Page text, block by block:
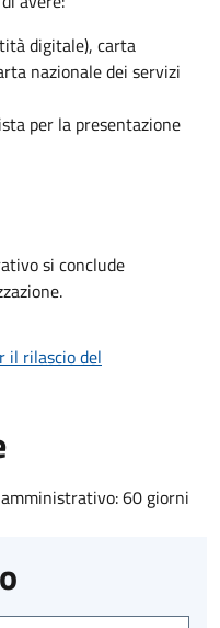
digitale), carta
nazionale dei servizi
per la presentazione
si conclude
il rilascio del
60 giorni